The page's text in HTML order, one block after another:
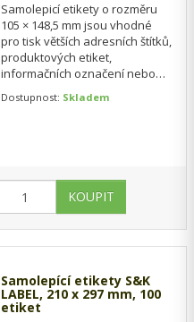
Samolepicí etikety o rozměru
105 × 148,5 mm jsou vhodné
pro tisk větších adresních štítků,
produktových etiket,
informačních označení nebo
Dostupnost: Skladem
Samolepící etikety S&K
LABEL, 210 x 297 mm, 100
etiket